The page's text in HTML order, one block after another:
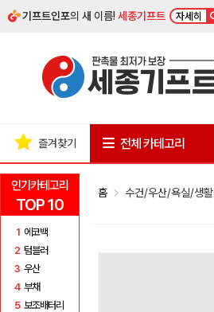
기프트인포의 새 이름!세종기프트 자세히
인기카테고리
TOP 10
1 에코백
2 텀블러
3 우산
4 부채
5 보조배터리
즐겨찾기 전체 카테고리
홈 수건/우산/욕실/생활